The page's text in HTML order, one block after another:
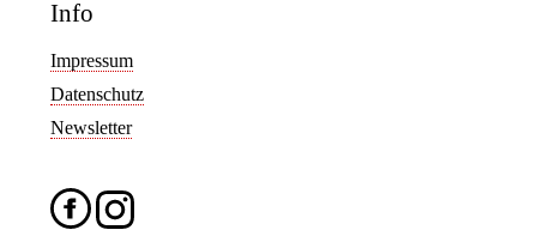
Info
Impressum
Datenschutz
Newsletter